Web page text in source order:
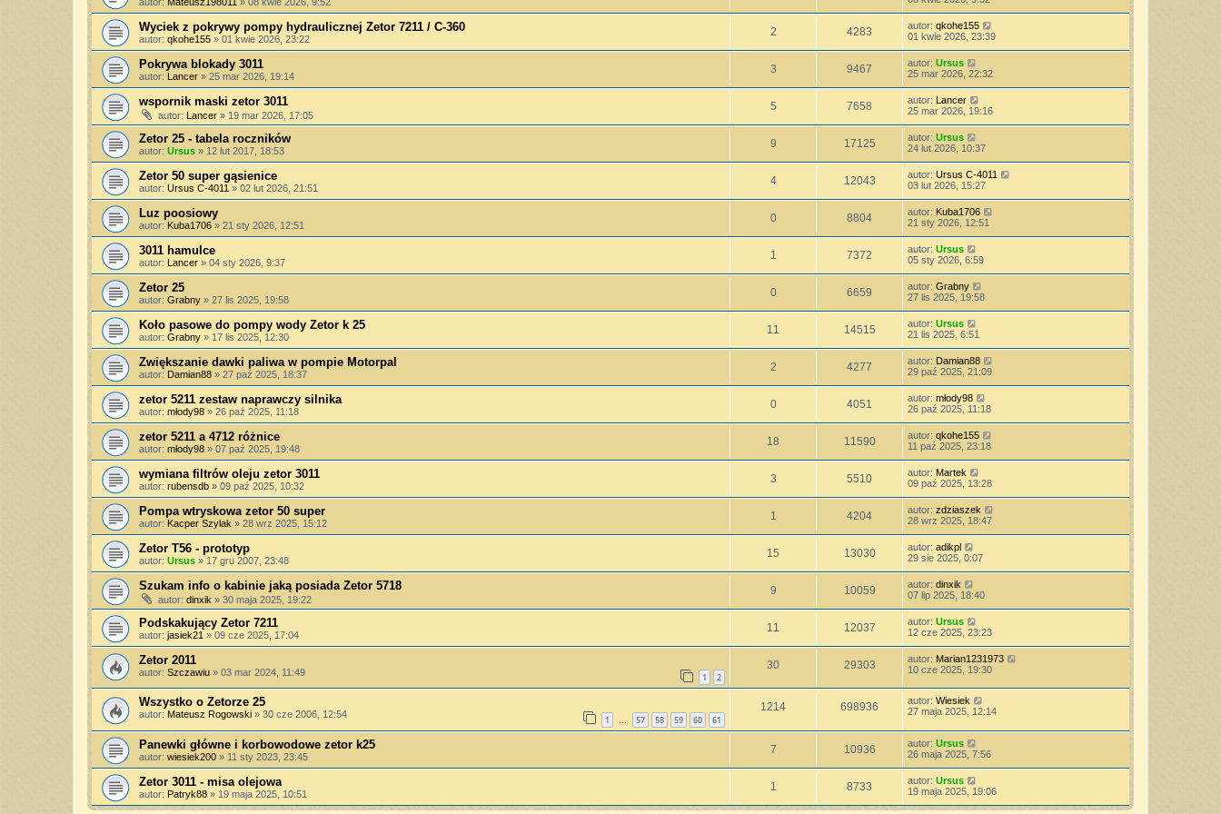
Wyciek z pokrywy pompy hydraulicznej Zetor 7211 / C-360
autor: qkohe155 » 01 kwie 2026, 23:22
2 4283 autor: qkohe155
01 kwie 2026, 23:39
Pokrywa blokady 3011
autor: Lancer » 25 mar 2026, 19:14
3 9467 autor: Ursus
25 mar 2026, 22:32
wspornik maski zetor 3011
autor: Lancer » 19 mar 2026, 17:05
5 7658 autor: Lancer
25 mar 2026, 19:16
Zetor 25 - tabela roczników
autor: Ursus » 12 lut 2017, 18:53
9 17125 autor: Ursus
24 lut 2026, 10:37
Zetor 50 super gąsienice
autor: Ursus C-4011 » 02 lut 2026, 21:51
4 12043 autor: Ursus C-4011
03 lut 2026, 15:27
Luz poosiowy
autor: Kuba1706 » 21 sty 2026, 12:51
0 8804 autor: Kuba1706
21 sty 2026, 12:51
3011 hamulce
autor: Lancer » 04 sty 2026, 9:37
1 7372 autor: Ursus
05 sty 2026, 6:59
Zetor 25
autor: Grabny » 27 lis 2025, 19:58
0 6659 autor: Grabny
27 lis 2025, 19:58
Koło pasowe do pompy wody Zetor k 25
autor: Grabny » 17 lis 2025, 12:30
11 14515 autor: Ursus
21 lis 2025, 6:51
Zwiększanie dawki paliwa w pompie Motorpal
autor: Damian88 » 27 paź 2025, 18:37
2 4277 autor: Damian88
29 paź 2025, 21:09
zetor 5211 zestaw naprawczy silnika
autor: młody98 » 26 paź 2025, 11:18
0 4051 autor: młody98
26 paź 2025, 11:18
zetor 5211 a 4712 różnice
autor: młody98 » 07 paź 2025, 19:48
18 11590 autor: qkohe155
11 paź 2025, 23:18
wymiana filtrów oleju zetor 3011
autor: rubensdb » 09 paź 2025, 10:32
3 5510 autor: Martek
09 paź 2025, 13:28
Pompa wtryskowa zetor 50 super
autor: Kacper Szylak » 28 wrz 2025, 15:12
1 4204 autor: zdziaszek
28 wrz 2025, 18:47
Zetor T56 - prototyp
autor: Ursus » 17 gru 2007, 23:48
15 13030 autor: adikpl
29 sie 2025, 0:07
Szukam info o kabinie jaką posiada Zetor 5718
autor: dinxik » 30 maja 2025, 19:22
9 10059 autor: dinxik
07 lip 2025, 18:40
Podskakujący Zetor 7211
autor: jasiek21 » 09 cze 2025, 17:04
11 12037 autor: Ursus
12 cze 2025, 23:23
Zetor 2011
autor: Szczawiu » 03 mar 2024, 11:49 1 2
30 29303 autor: Marian1231973
10 cze 2025, 19:30
Wszystko o Zetorze 25
autor: Mateusz Rogowski » 30 cze 2006, 12:54 1 … 57 58 59 60 61
1214 698936 autor: Wiesiek
27 maja 2025, 12:14
Panewki główne i korbowodowe zetor k25
autor: wiesiek200 » 11 sty 2023, 23:45
7 10936 autor: Ursus
26 maja 2025, 7:56
Zetor 3011 - misa olejowa
autor: Patryk88 » 19 maja 2025, 10:51
1 8733 autor: Ursus
19 maja 2025, 19:06